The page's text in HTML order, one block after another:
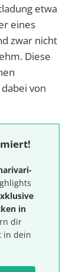
etwa
eines
zwar nicht
Diese
von
in
dir
in dein